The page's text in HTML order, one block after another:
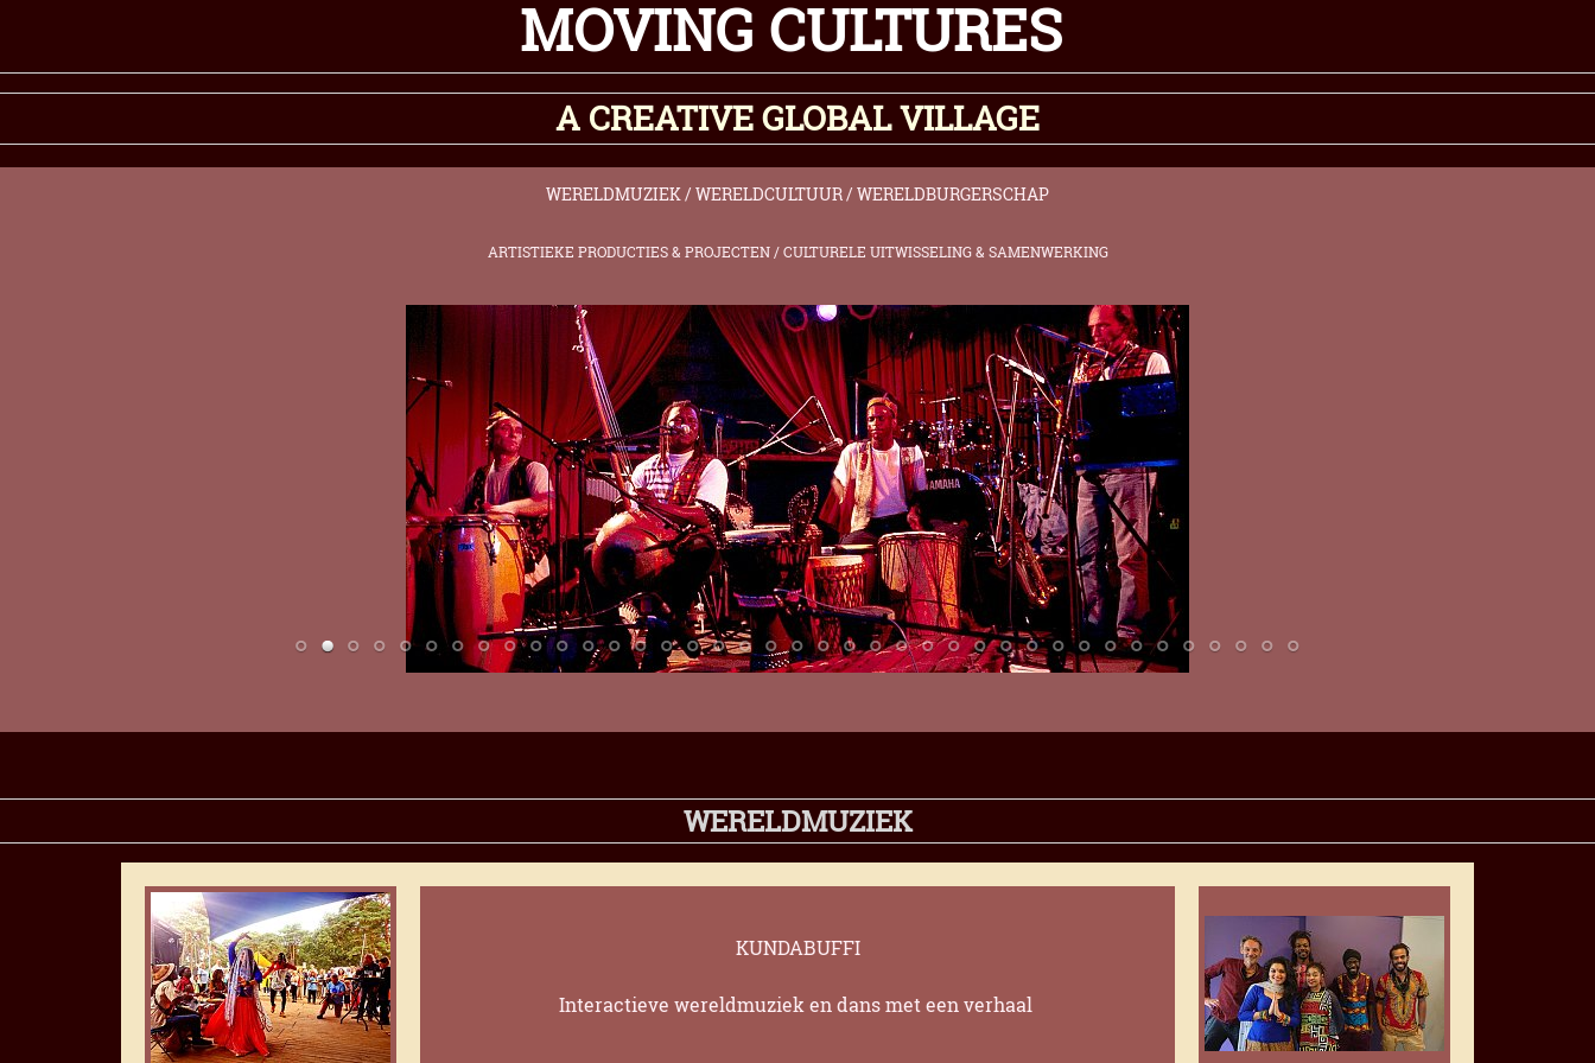
MOVING CULTURES
A CREATIVE GLOBAL VILLAGE
WERELDMUZIEK / WERELDCULTUUR / WERELDBURGERSCHAP
ARTISTIEKE PRODUCTIES & PROJECTEN /CULTURELE UITWISSELING & SAMENWERKING
WERELDMUZIEK
KUNDABUFFI
Interactieve wereldmuziek en dans met een verhaal